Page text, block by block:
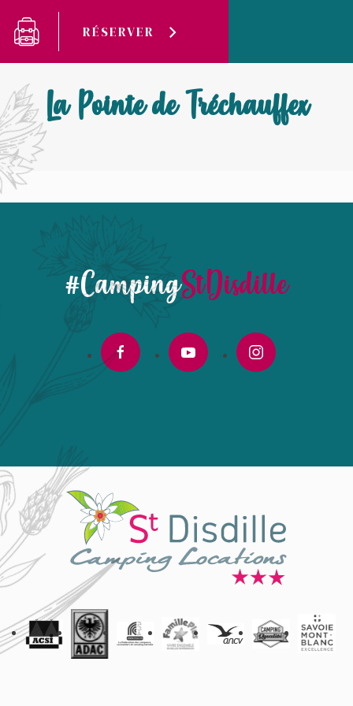
RÉSERVER
Camping Saint-Disdille
La Pointe de Tréchauffex
#CampingStDisdille
facebook youtube instagram
Panneau de gestion des cookies